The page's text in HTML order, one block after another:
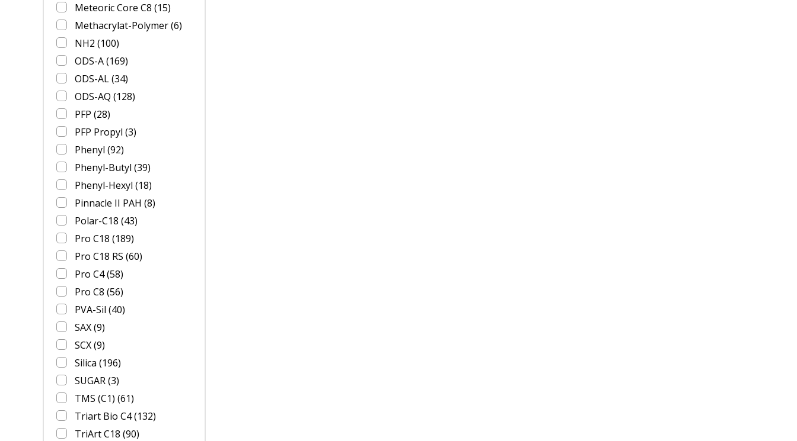
Meteoric Core C8 (15)
Methacrylat-Polymer(6)
NH2 (100)
ODS-A(169)
ODS-AL(34)
ODS-AQ (128)
PFP (28)
PFP Propyl (3)
Phenyl (92)
Phenyl-Butyl (39)
Phenyl-Hexyl (18)
Pinnacle II PAH (8)
Polar-C18 (43)
Pro C18 (189)
Pro C18 RS (60)
Pro C4(58)
Pro C8 (56)
PVA-Sil (40)
SAX(9)
SCX(9)
Silica (196)
SUGAR(3)
TMS (C1) (61)
Triart Bio C4(132)
TriArt C18 (90)